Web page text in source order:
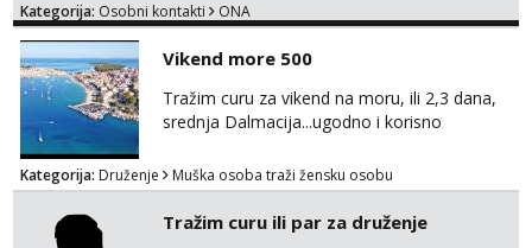
Kategorija: Osobni kontakti ONA
Vikend more 500
Tražim curu za vikend na moru, ili 2,3 dana,
srednja Dalmacija...ugodno i korisno
Kategorija: Druženje Muška osoba traži žensku osobu
Tražim curu ili par za druženje